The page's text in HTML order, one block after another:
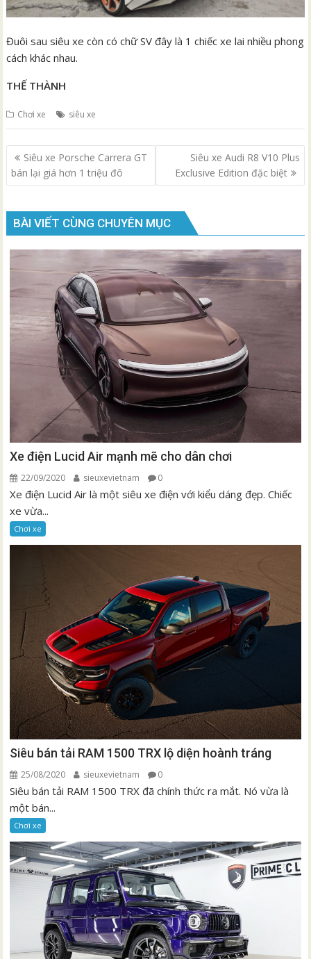
Đuôi sau siêu xe còn có chữ SV đây là 1 chiếc xe lai nhiều phong
cách khác nhau.
THẾ THÀNH
Chơi xe siêu xe
Điều
hướng
bài
viết
Siêu xe Porsche Carrera GT
bán lại giá hơn 1 triệu đô
Siêu xe Audi R8 V10 Plus
Exclusive Edition đặc biệt
BÀI VIẾT CÙNG CHUYÊN MỤC
Xe điện Lucid Air mạnh mẽ cho dân chơi
22/09/2020 sieuxevietnam 0
Xe điện Lucid Air là một siêu xe điện với kiểu dáng đẹp. Chiếc
xe vừa...
Chơi xe
Siêu bán tải RAM 1500 TRX lộ diện hoành tráng
25/08/2020 sieuxevietnam 0
Siêu bán tải RAM 1500 TRX đã chính thức ra mắt. Nó vừa là
một bán...
Chơi xe